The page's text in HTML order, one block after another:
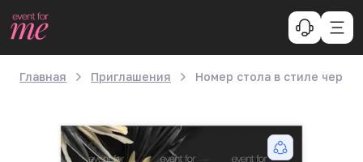
Главная Приглашения Номер стола в стиле